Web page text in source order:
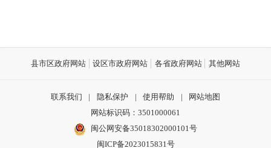
县市区政府网站 设区市政府网站 各省政府网站 其他网站
联系我们 | 隐私保护 | 使用帮助 |
网站地图
网站标识码：3501000061
闽公网安备35018302000101号
闽ICP备2023015831号